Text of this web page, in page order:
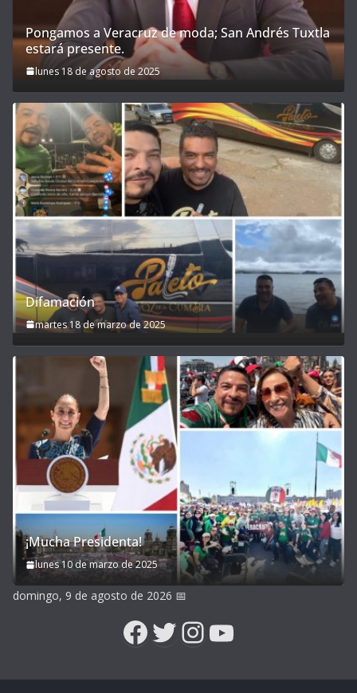
Pongamos a Veracruz de moda; San Andrés Tuxtla
estará presente.
lunes 18 de agosto de 2025
Difamación
martes 18 de marzo de 2025
¡Mucha Presidenta!
lunes 10 de marzo de 2025
domingo, 9 de agosto de 2026 📅
Facebook
Twitter
Instagram
YouTube